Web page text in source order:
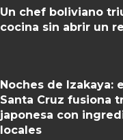
Un chef boliviano
cocina sin abrir un
Noches de Izakaya:
Santa Cruz fusiona
japonesa con
locales